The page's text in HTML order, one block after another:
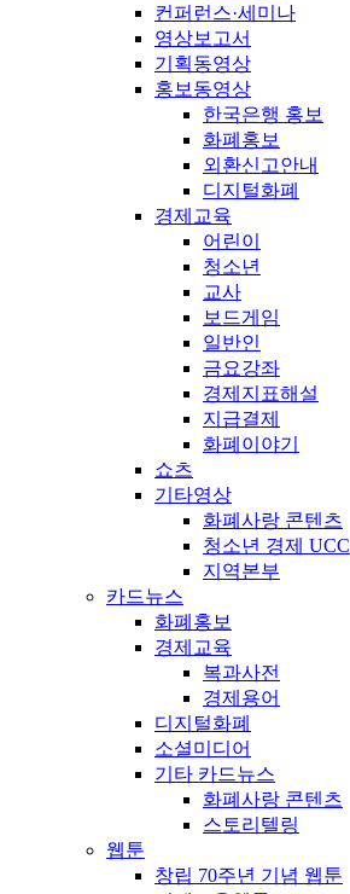
컨퍼런스·세미나
영상보고서
기획동영상
홍보동영상
한국은행 홍보
화폐홍보
외환신고안내
디지털화폐
경제교육
어린이
청소년
교사
보드게임
일반인
금요강좌
경제지표해설
지급결제
화폐이야기
쇼츠
기타영상
화폐사랑 콘텐츠
청소년 경제 UCC
지역본부
카드뉴스
화폐홍보
경제교육
복과사전
경제용어
디지털화폐
소셜미디어
기타 카드뉴스
화폐사랑 콘텐츠
스토리텔링
웹툰
창립 70주년 기념 웹툰